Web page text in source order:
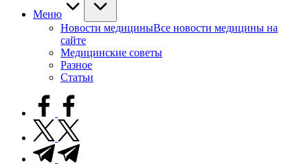
Меню
Новости медициныВсе новости медицины на
сайте
Медицинские советы
Разное
Статьи
facebook.com
twitter.com
t.me